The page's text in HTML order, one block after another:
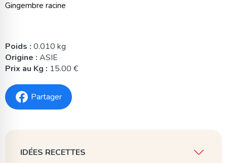
Gingembre racine
Poids : 0.010 kg
Origine : ASIE
Prix au Kg : 15.00 €
Partager
IDÉES RECETTES